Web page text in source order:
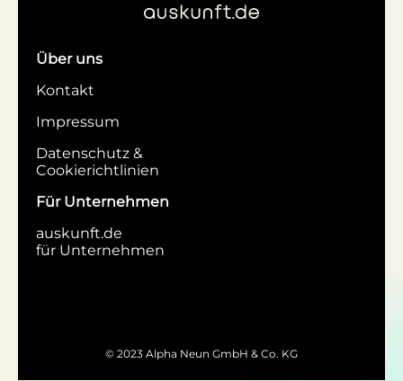
Über uns
Kontakt
Impressum
Datenschutz &
Cookierichtlinien
Für Unternehmen
auskunft.de
für Unternehmen
© 2023 Alpha Neun GmbH & Co. KG